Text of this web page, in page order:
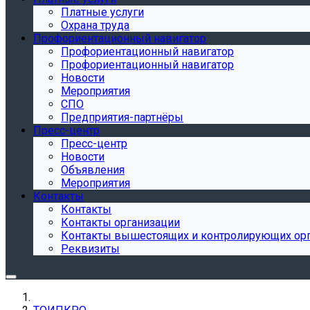
Платные услуги
Охрана труда
Профориентационный навигатор
Профориентационный навигатор
Профориентационный навигатор
Новости
Мероприятия
СПО
Предприятия-партнёры
Пресс-центр
Пресс-центр
Новости
Объявления
Мероприятия
Контакты
Контакты
Контакты организации
Контакты вышестоящих и контролирующих
Реквизиты